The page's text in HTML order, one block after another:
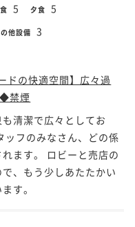
5 夕食 5
他設備 3
ドの快適空間】広々過
禁煙
清潔で広々としてお
ッフのみなさん、どの係
ます。 ロビーと売店の
、もう少しあたたかい
す。